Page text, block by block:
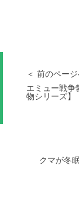
＜ 前のペー
エミュー戦争
物シリーズ】
クマが冬